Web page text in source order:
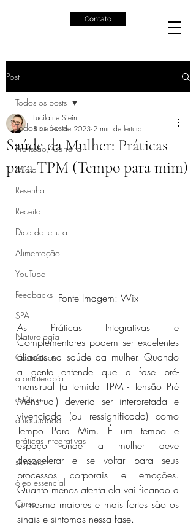
Contato
Post
Todos os posts
Profissão/Carreira
Mídia
Resenha
Receita
Dica de leitura
Alimentação
YouTube
Feedbacks
SPA
Naturologia
Cosméticos
aromaterapia
estética
autocuidado
práticas integrativas
skincare
óleo essencial
Curso
Todos os posts
Saúde da Mulher: Práticas
para TPM (Tempo para mim)
Lucilaine Stein
8 de fev. de 2023 2 min de leitura
Fonte Imagem: Wix
As Práticas Integrativas e
Complementares podem ser excelentes
aliadas na saúde da mulher. Quando
a gente entende que a fase pré-
menstrual (a temida TPM - Tensão Pré
Menstrual) deveria ser interpretada e
vivenciada (ou ressignificada) como
Tempo Para Mim. É um tempo e
espaço onde a mulher deve
desacelerar e se voltar para seus
processos corporais e emoções.
Quanto menos atenta ela vai ficando a
si mesma maiores e mais fortes são os
sinais e sintomas nessa fase.